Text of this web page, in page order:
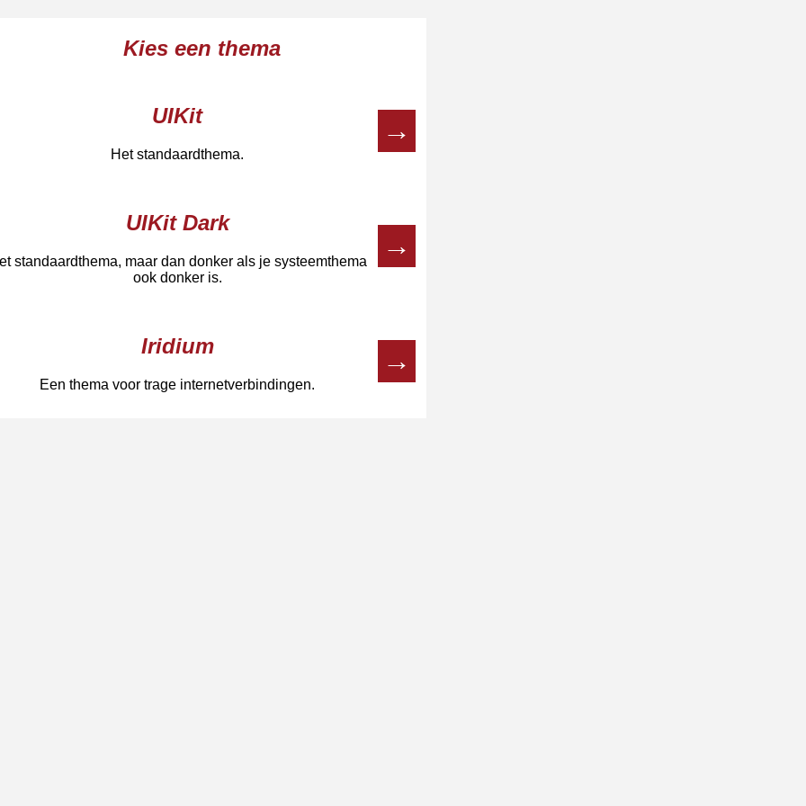
Kies een thema
UIKit
Het standaardthema.
→
UIKit Dark
standaardthema, maar dan donker als je systeemthema
ook donker is.
→
Iridium
Een thema voor trage internetverbindingen.
→